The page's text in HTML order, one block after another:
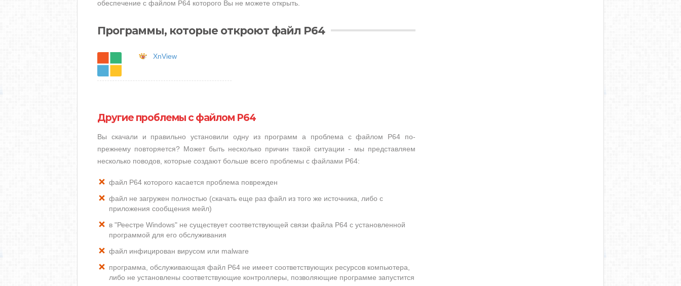
обеспечение с файлом P64 которого Вы не можете открыть.
Программы, которые откроют файл P64
XnView
Другие проблемы с файлом P64
Вы скачали и правильно установили одну из программ а проблема с файлом P64 по-
прежнему повторяется? Может быть несколько причин такой ситуации - мы представляем
несколько поводов, которые создают больше всего проблемы с файлами P64:
файл P64 которого касается проблема поврежден
файл не загружен полностью (скачать еще раз файл из того же источника, либо с
приложения сообщения мейл)
в "Реестре Windows" не существует соответствующей связи файла P64 с установленной
программой для его обслуживания
файл инфицирован вирусом или malware
программа, обслуживающая файл P64 не имеет соответствующих ресурсов компьютера,
либо не установлены соответствующие контроллеры, позволяющие программе запустится